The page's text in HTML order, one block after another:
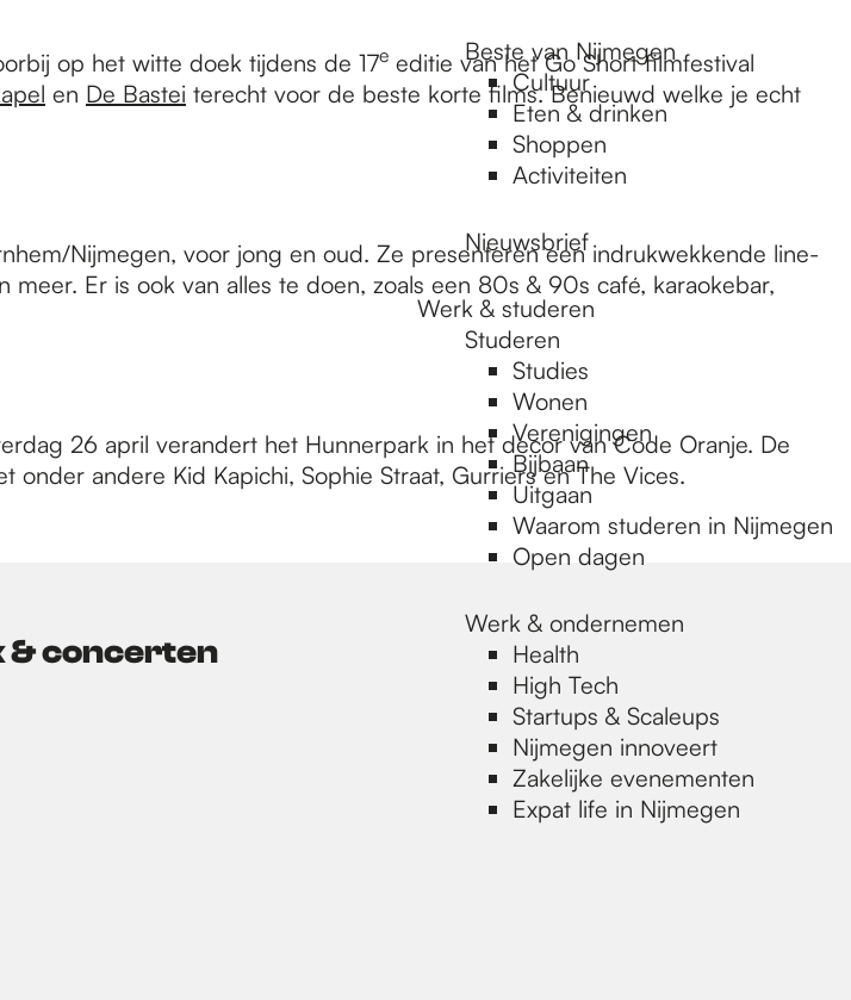
Beste van Nijmegen
Cultuur
Eten & drinken
Shoppen
Activiteiten
Nieuwsbrief
Werk & studeren
Studeren
Studies
Wonen
Verenigingen
Bijbaan
Uitgaan
Waarom studeren in Nijmegen
Open dagen
Werk & ondernemen
Health
High Tech
Startups & Scaleups
Nijmegen innoveert
Zakelijke evenementen
Expat life in Nijmegen
op het witte doek tijdens de 17e editie van het Go Short filmfestival
en De Bastei terecht voor de beste korte films. Benieuwd welke je echt
Nijmegen, voor jong en oud. Ze presenteren een indrukwekkende line-
Er is ook van alles te doen, zoals een 80s & 90s café, karaokebar,
26 april verandert het Hunnerpark in het decor van Code Oranje. De
andere Kid Kapichi, Sophie Straat, Gurriers en The Vices.
& concerten